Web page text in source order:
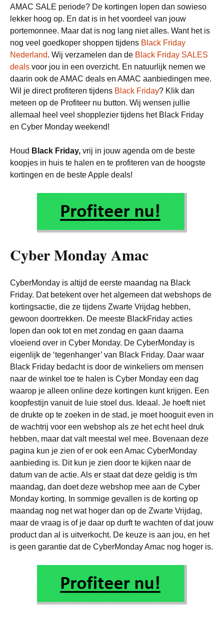
AMAC SALE periode? De kortingen lopen dan sowieso
lekker hoog op. En dat is in het voordeel van jouw
portemonnee. Maar dat is nog lang niet alles. Want het is
nog veel goedkoper shoppen tijdens Black Friday
Nederland. Wij verzamelen dan de Black Friday SALES
deals voor jou in een overzicht. En natuurlijk nemen we
daarin ook de AMAC deals en AMAC aanbiedingen mee.
Wil je direct profiteren tijdens Black Friday? Klik dan
meteen op de Profiteer nu button. Wij wensen jullie
allemaal heel veel shopplezier tijdens het Black Friday
en Cyber Monday weekend!
Houd Black Friday, vrij in jouw agenda om de beste
koopjes in huis te halen en te profiteren van de hoogste
kortingen en de beste Apple deals!
Cyber Monday Amac
CyberMonday is altijd de eerste maandag na Black
Friday. Dat betekent over het algemeen dat webshops de
kortingsactie, die ze tijdens Zwarte Vrijdag hebben,
gewoon doortrekken. De meeste BlackFriday acties
lopen dan ook tot en met zondag en gaan daarna
vloeiend over in Cyber Monday. De CyberMonday is
eigenlijk de ‘tegenhanger’ van Black Friday. Daar waar
Black Friday bedacht is door de winkeliers om mensen
naar de winkel toe te halen is Cyber Monday een dag
waarop je alleen online deze kortingen kunt krijgen. Een
koopfestijn vanuit de luie stoel dus. Ideaal. Je hoeft niet
de drukte op te zoeken in de stad, je moet hooguit even in
de wachtrij voor een webshop als ze het echt heel druk
hebben, maar dat valt meestal wel mee. Bovenaan deze
pagina kun je zien of er ook een Amac CyberMonday
aanbieding is. Dit kun je zien door te kijken naar de
datum van de actie. Als er staat dat deze geldig is t/m
maandag, dan doet deze webshop mee aan de Cyber
Monday korting. In sommige gevallen is de korting op
maandag nog net wat hoger dan op de Zwarte Vrijdag,
maar de vraag is of je daar op durft te wachten of dat jouw
product dan al is uitverkocht. De keuze is aan jou, en het
is geen garantie dat de CyberMonday Amac nog hoger is.